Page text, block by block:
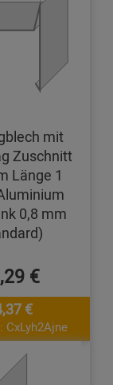
mit
Zuschnitt
Länge 1
0,8 mm
€
€
CxLyh2Ajne